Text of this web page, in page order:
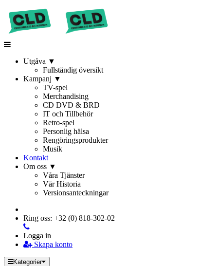
Utgåva ▼
Fullständig översikt
Kampanj ▼
TV-spel
Merchandising
CD DVD & BRD
IT och Tillbehör
Retro-spel
Personlig hälsa
Rengöringsprodukter
Musik
Kontakt
Om oss ▼
Våra Tjänster
Vår Historia
Versionsanteckningar
Ring oss: +32 (0) 818-302-02
Logga in
Skapa konto
Kategorier